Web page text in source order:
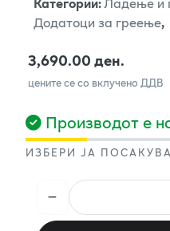
Додатоци за греење,
3,690.00 ден.
цените се со вклучено ДДВ
Производот е
ИЗБЕРИ ЈА